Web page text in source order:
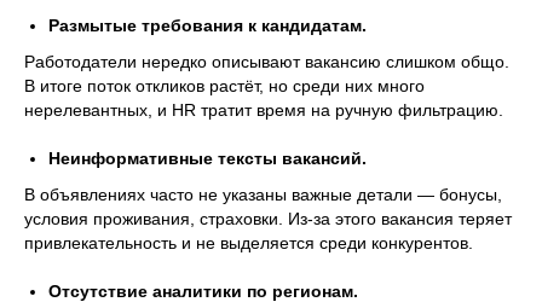
Размытые требования к кандидатам.
Работодатели нередко описывают вакансию слишком общо.
В итоге поток откликов растёт, но среди них много
нерелевантных, и HR тратит время на ручную фильтрацию.
Неинформативные тексты вакансий.
В объявлениях часто не указаны важные детали — бонусы,
условия проживания, страховки. Из-за этого вакансия теряет
привлекательность и не выделяется среди конкурентов.
Отсутствие аналитики по регионам.